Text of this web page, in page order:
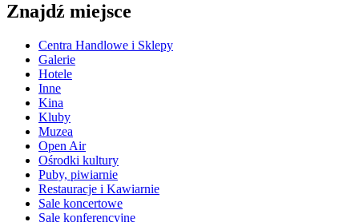
Znajdź miejsce
Centra Handlowe i Sklepy
Galerie
Hotele
Inne
Kina
Kluby
Muzea
Open Air
Ośrodki kultury
Puby, piwiarnie
Restauracje i Kawiarnie
Sale koncertowe
Sale konferencyjne